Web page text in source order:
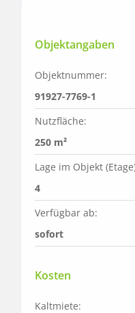
Objektangaben
Objektnummer:
91927-7769-1
Nutzfläche:
250 m²
Lage im Objekt
4
Verfügbar ab:
sofort
Kosten
Kaltmiete: